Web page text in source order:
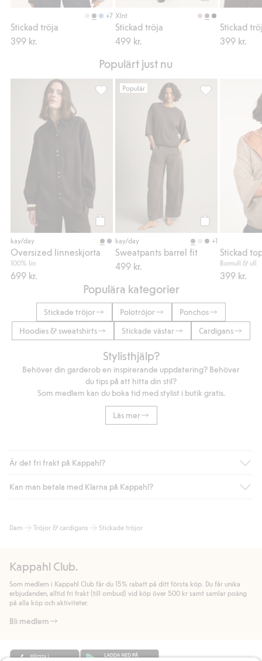
Köp
+7
Stickad tröja
399 kr.
Xlnt
Stickad tröja
499 kr.
Stickad
399 kr.
Populärt just nu
Köp
kay/day
Oversized linneskjorta
100% lin
699 kr.
Oversized linneskjorta, Lägg till i favoriter
Populär
kay/day +1
Sweatpants barrel fit
499 kr.
Sweatpants
Stickad
Bomull & ull
399 kr.
Populära kategorier
Stickade tröjor Polotröjor
Ponchos
Hoodies & sweatshirts
Stickade västar Cardigans
Stylisthjälp?
Behöver din garderob en inspirerande uppdatering? Behöver
du tips på att hitta din stil?
Som medlem kan du boka tid med stylist i butik gratis.
Läs mer
Är det fri frakt på Kappahl?
Är du medlem i Kappahl Club har du alltid gratis frakt till butik
automatik efter du loggat in och identifierats som medlem.
handlar för.
Läs mer
Kan man betala med Klarna på Kappahl?
bland annat faktura och swish men även andra betalningssätt.
allmänna villkor.
Läs mer
Dam Tröjor & cardigans Stickade tröjor
Kappahl Club.
Som medlem i Kappahl Club får du 15% rabatt på ditt första köp. Du får unika
erbjudanden, alltid fri frakt (till ombud) vid köp över 500 kr samt samlar poäng
på alla köp och aktiviteter.
Bli medlem